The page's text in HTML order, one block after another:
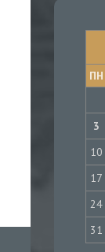
ПН
3
10
17
24
31